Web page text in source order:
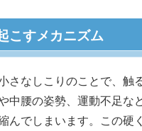
こすメカニズム
さなしこりのことで、触
中腰の姿勢、運動不足な
でしまいます。この硬